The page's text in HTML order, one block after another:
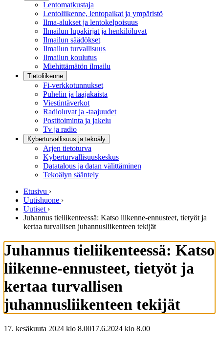
Lentomatkustaja
Lentoliikenne, lentopaikat ja ympäristö
Ilma-alukset ja lentokelpoisuus
Ilmailun lupakirjat ja henkilöluvat
Ilmailun säädökset
Ilmailun turvallisuus
Ilmailun koulutus
Miehittämätön ilmailu
Tietoliikenne
Fi-verkkotunnukset
Puhelin ja laajakaista
Viestintäverkot
Radioluvat ja -taajuudet
Postitoiminta ja jakelu
Tv ja radio
Kyberturvallisuus ja tekoäly
Arjen tietoturva
Kyberturvallisuuskeskus
Datatalous ja datan välittäminen
Tekoälyn sääntely
Etusivu ›
Uutishuone ›
Uutiset ›
Juhannus tieliikenteessä: Katso liikenne-ennusteet, tietyöt ja
kertaa turvallisen juhannusliikenteen tekijät
Juhannus tieliikenteessä: Katso
liikenne-ennusteet, tietyöt ja
kertaa turvallisen
juhannusliikenteen tekijät
17. kesäkuuta 2024 klo 8.0017.6.2024 klo 8.00